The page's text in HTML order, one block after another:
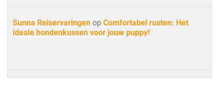
Sunna Reiservaringen op Comfortabel rusten: Het
ideale hondenkussen voor jouw puppy!